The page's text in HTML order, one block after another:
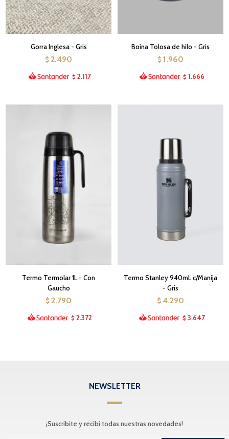
Gorra Inglesa - Gris
$ 2.490
$ 2.117
Boina Tolosa de hilo - Gris
$ 1.960
$ 1.666
Termo Termolar 1L - Con
Gaucho
$ 2.790
$ 2.372
Termo Stanley 940mL c/Manija
- Gris
$ 4.290
$ 3.647
NEWSLETTER
¡Suscribite y recibí todas nuestras novedades!